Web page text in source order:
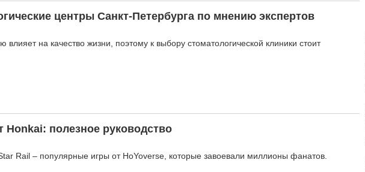
центры Санкт-Петербурга по мнению экспертов
влияет на качество жизни, поэтому к выбору стоматологической клиники стоит
Honkai: полезное руководство
Rail – популярные игры от HoYoverse, которые завоевали миллионы фанатов.